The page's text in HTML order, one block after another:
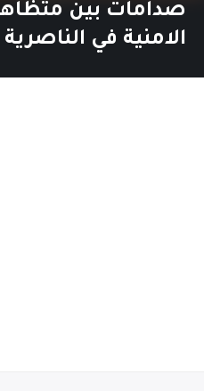
صدامات بين
الامنية في